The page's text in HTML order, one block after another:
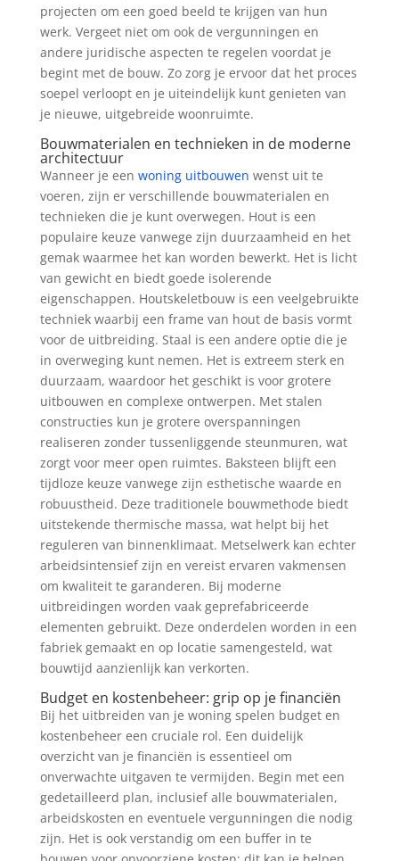
projecten om een goed beeld te krijgen van hun
werk. Vergeet niet om ook de vergunningen en
andere juridische aspecten te regelen voordat je
begint met de bouw. Zo zorg je ervoor dat het proces
soepel verloopt en je uiteindelijk kunt genieten van
je nieuwe, uitgebreide woonruimte.
Bouwmaterialen en technieken in de moderne
architectuur
Wanneer je een woning uitbouwen wenst uit te
voeren, zijn er verschillende bouwmaterialen en
technieken die je kunt overwegen. Hout is een
populaire keuze vanwege zijn duurzaamheid en het
gemak waarmee het kan worden bewerkt. Het is licht
van gewicht en biedt goede isolerende
eigenschappen. Houtskeletbouw is een veelgebruikte
techniek waarbij een frame van hout de basis vormt
voor de uitbreiding. Staal is een andere optie die je
in overweging kunt nemen. Het is extreem sterk en
duurzaam, waardoor het geschikt is voor grotere
uitbouwen en complexe ontwerpen. Met stalen
constructies kun je grotere overspanningen
realiseren zonder tussenliggende steunmuren, wat
zorgt voor meer open ruimtes. Baksteen blijft een
tijdloze keuze vanwege zijn esthetische waarde en
robuustheid. Deze traditionele bouwmethode biedt
uitstekende thermische massa, wat helpt bij het
reguleren van binnenklimaat. Metselwerk kan echter
arbeidsintensief zijn en vereist ervaren vakmensen
om kwaliteit te garanderen. Bij moderne
uitbreidingen worden vaak geprefabriceerde
elementen gebruikt. Deze onderdelen worden in een
fabriek gemaakt en op locatie samengesteld, wat
bouwtijd aanzienlijk kan verkorten.
Budget en kostenbeheer: grip op je financiën
Bij het uitbreiden van je woning spelen budget en
kostenbeheer een cruciale rol. Een duidelijk
overzicht van je financiën is essentieel om
onverwachte uitgaven te vermijden. Begin met een
gedetailleerd plan, inclusief alle bouwmaterialen,
arbeidskosten en eventuele vergunningen die nodig
zijn. Het is ook verstandig om een buffer in te